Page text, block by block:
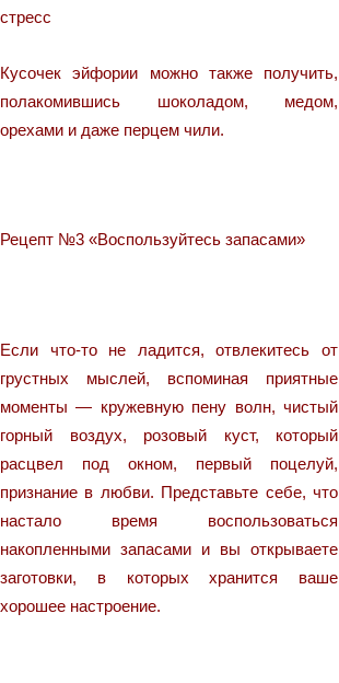
стресс
Кусочек эйфории можно также получить,
полакомившись шоколадом, медом,
орехами и даже перцем чили.
Рецепт №3 «Воспользуйтесь запасами»
Если что-то не ладится, отвлекитесь от
грустных мыслей, вспоминая приятные
моменты — кружевную пену волн, чистый
горный воздух, розовый куст, который
расцвел под окном, первый поцелуй,
признание в любви. Представьте себе, что
настало время воспользоваться
накопленными запасами и вы открываете
заготовки, в которых хранится ваше
хорошее настроение.